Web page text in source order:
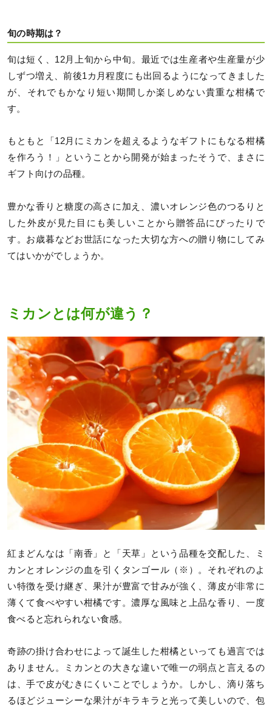
旬の時期は？
旬は短く、12月上旬から中旬。最近では生産者や生産量が少
しずつ増え、前後1カ月程度にも出回るようになってきました
が、それでもかなり短い期間しか楽しめない貴重な柑橘で
す。
もともと「12月にミカンを超えるようなギフトにもなる柑橘
を作ろう！」ということから開発が始まったそうで、まさに
ギフト向けの品種。
豊かな香りと糖度の高さに加え、濃いオレンジ色のつるりと
した外皮が見た目にも美しいことから贈答品にぴったりで
す。お歳暮などお世話になった大切な方への贈り物にしてみ
てはいかがでしょうか。
ミカンとは何が違う？
紅まどんなは「南香」と「天草」という品種を交配した、ミ
カンとオレンジの血を引くタンゴール（※）。それぞれのよ
い特徴を受け継ぎ、果汁が豊富で甘みが強く、薄皮が非常に
薄くて食べやすい柑橘です。濃厚な風味と上品な香り、一度
食べると忘れられない食感。
奇跡の掛け合わせによって誕生した柑橘といっても過言では
ありません。ミカンとの大きな違いで唯一の弱点と言えるの
は、手で皮がむきにくいことでしょうか。しかし、滴り落ち
るほどジューシーな果汁がキラキラと光って美しいので、包